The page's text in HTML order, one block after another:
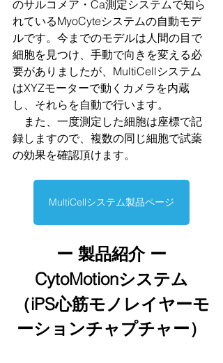
のサルコメア・Ca測定システムで知ら
れているMyoCyteシステムの自動モデ
ルです。今までのモデルは人間の目で
細胞を見つけ、手動で向きを変える必
要がありましたが、MultiCellシステム
はXYZモーターで動くカメラを内蔵
し、それらを自動で行います。
また、一度測定した細胞は座標で記
録しますので、複数の同じ細胞で試薬
の効果を確認頂けます。
MultiCellシステム製品ページ
ー 製品紹介 ー
CytoMotionシステム
（iPS心筋モノレイヤーモ
ーションチャプチャー）